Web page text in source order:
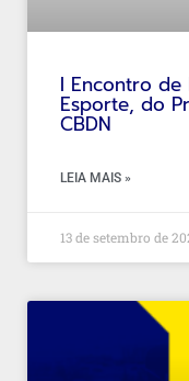
I Encontro de
Esporte, do
CBDN
LEIA MAIS »
13 de setembro de